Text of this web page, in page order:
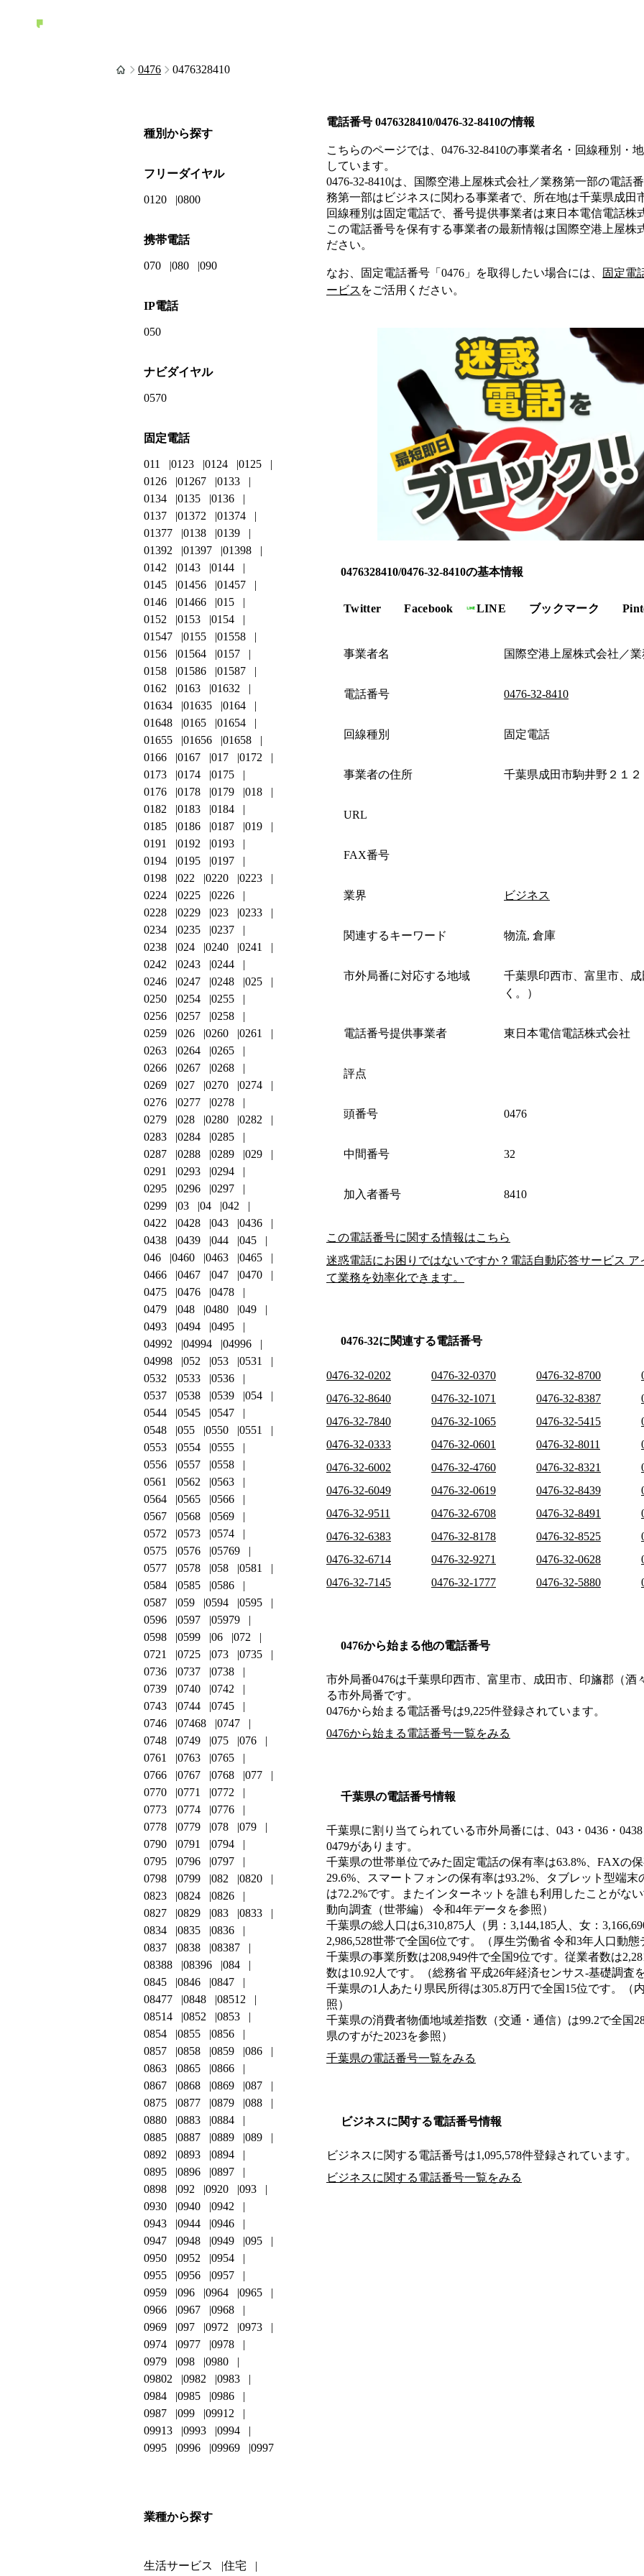
0476 0476328410
電話番号 0476328410/0476-32-8410の情報
こちらのページでは、 0476-32-8410の事業者名・回線種別・
しています。
0476-32-8410は、 国際空港上屋株式会社／業務第一部の電話番
務第一部は ビジネスに関わる事業者で、所在地は千葉県成田
回線種別は固定電話で、番号提供事業者は東日本電信電話株
この電話番号を保有する事業者の最新情報は国際空港上屋株
ださい。
なお、固定電話番号「 0476 」を取得したい場合には、 固定電
ービス をご活用ください。
0476328410/0476-32-8410の基本情報
Twitter Facebook LINE ブックマーク
事業者名 国際空港上屋株式会社／
電話番号 0476-32-8410
回線種別 固定電話
事業者の住所 千葉県成田市駒井野２１２
URL
FAX番号
業界 ビジネス
関連するキーワード 物流, 倉庫
市外局番に対応する地域
千葉県印西市、富里市、
く。）
電話番号提供事業者 東日本電信電話株式会社
評点
頭番号 0476
中間番号 32
加入者番号 8410
この電話番号に関する情報はこちら
迷惑電話にお困りではないですか？電話自動応答サービス
て業務を効率化できます。
0476-32に関連する電話番号
0476-32-0202 0476-32-0370 0476-32-8700
0476-32-8640
0476-32-1071 0476-32-8387
0476-32-7840
0476-32-1065 0476-32-5415
0476-32-0333
0476-32-0601 0476-32-8011
0476-32-6002
0476-32-4760 0476-32-8321
0476-32-6049
0476-32-0619 0476-32-8439
0476-32-9511
0476-32-6708 0476-32-8491
0476-32-6383
0476-32-8178 0476-32-8525
0476-32-6714
0476-32-9271 0476-32-0628
0476-32-7145
0476-32-1777 0476-32-5880
0476から始まる他の電話番号
市外局番0476は千葉県印西市、富里市、成田市、印旛郡（酒
る市外局番です。
0476から始まる電話番号は9,225件登録されています。
0476から始まる電話番号一覧をみる
千葉県の電話番号情報
千葉県に割り当てられている市外局番には、043・0436・0438
0479があります。
千葉県の世帯単位でみた固定電話の保有率は63.8%、FAXの
29.6%、スマートフォンの保有率は93.2%、タブレット型端
は72.2%です。またインターネットを誰も利用したことがな
動向調査（世帯編） 令和4年データを参照）
千葉県の総人口は6,310,875人（男：3,144,185人、女：
2,986,528世帯で全国6位です。（厚生労働省 令和3年人口動態
千葉県の事業所数は208,949件で全国9位です。従業者数は
数は10.92人です。（総務省 平成26年経済センサス‐基礎調査を
千葉県の1人あたり県民所得は305.8万円で全国15位です。（
照）
千葉県の消費者物価地域差指数（交通・通信）は99.2で全国
県のすがた2023を参照）
千葉県の電話番号一覧をみる
ビジネスに関する電話番号情報
ビジネスに関する電話番号は1,095,578件登録されています。
ビジネスに関する電話番号一覧をみる
種別から探す
フリーダイヤル
0120 0800
携帯電話
070 080 090
IP電話
050
ナビダイヤル
0570
固定電話
011 0123 0124
0125
0126
01267
0133
0134
0135
0136
0137
01372
01374
01377
0138
0139
01392
01397
01398
0142
0143
0144
0145
01456
01457
0146
01466
015
0152
0153
0154
01547
0155
01558
0156
01564
0157
0158
01586
01587
0162
0163
01632
01634
01635
0164
01648
0165
01654
01655
01656
01658
0166
0167 017
0172
0173
0174
0175
0176
0178 0179
018
0182
0183
0184
0185
0186 0187
019
0191
0192
0193
0194
0195
0197
0198
022 0220
0223
0224
0225
0226
0228
0229 023
0233
0234
0235
0237
0238
024 0240
0241
0242
0243
0244
0246
0247 0248
025
0250
0254
0255
0256
0257
0258
0259
026 0260
0261
0263
0264
0265
0266
0267
0268
0269
027 0270
0274
0276
0277
0278
0279
028 0280
0282
0283
0284
0285
0287
0288 0289
029
0291
0293
0294
0295
0296
0297
0299
03 04
042
0422
0428 043
0436
0438
0439 044
045
046
0460 0463
0465
0466
0467 047
0470
0475
0476
0478
0479
048 0480
049
0493
0494
0495
04992
04994
04996
04998
052 053
0531
0532
0533
0536
0537
0538 0539
054
0544
0545
0547
0548
055 0550
0551
0553
0554
0555
0556
0557
0558
0561
0562
0563
0564
0565
0566
0567
0568
0569
0572
0573
0574
0575
0576
05769
0577
0578 058
0581
0584
0585
0586
0587
059 0594
0595
0596
0597
05979
0598
0599 06
072
0721
0725 073
0735
0736
0737
0738
0739
0740
0742
0743
0744
0745
0746
07468
0747
0748
0749 075
076
0761
0763
0765
0766
0767 0768
077
0770
0771
0772
0773
0774
0776
0778
0779 078
079
0790
0791
0794
0795
0796
0797
0798
0799 082
0820
0823
0824
0826
0827
0829 083
0833
0834
0835
0836
0837
0838
08387
08388
08396
084
0845
0846
0847
08477
0848
08512
08514
0852
0853
0854
0855
0856
0857
0858 0859
086
0863
0865
0866
0867
0868 0869
087
0875
0877 0879
088
0880
0883
0884
0885
0887 0889
089
0892
0893
0894
0895
0896
0897
0898
092 0920
093
0930
0940
0942
0943
0944
0946
0947
0948 0949
095
0950
0952
0954
0955
0956
0957
0959
096 0964
0965
0966
0967
0968
0969
097 0972
0973
0974
0977
0978
0979
098
0980
09802
0982
0983
0984
0985
0986
0987
099
09912
09913
0993
0994
0995
0996 09969 0997
業種から探す
生活サービス 住宅